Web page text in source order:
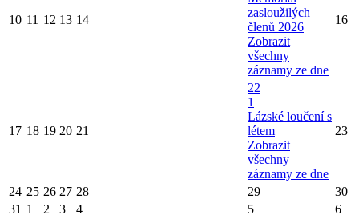
10 11 12 13 14
zasloužilých
členů 2026
Zobrazit
všechny
záznamy ze dne
16
17 18 19 20 21
22
1
Lázské loučení s
létem
Zobrazit
všechny
záznamy ze dne
23
24 25 26 27 28 29
30
31 1 2 3 4 5 6